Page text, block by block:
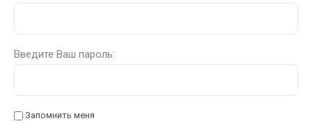
Введите Ваш пароль:
Запомнить меня